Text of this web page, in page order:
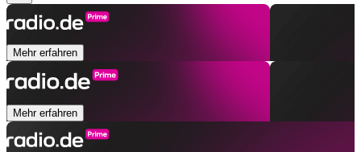
Mehr erfahren
Mehr erfahren